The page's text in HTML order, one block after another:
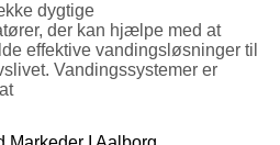
dygtige
der kan hjælpe med at
effektive vandingsløsninger til
Vandingssystemer er